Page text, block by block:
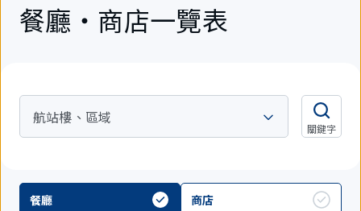
餐廳・商店一覽表
航站樓、區域
關鍵字
餐廳 商店